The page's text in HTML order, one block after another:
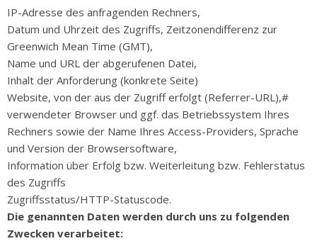
IP-Adresse des anfragenden Rechners,
Datum und Uhrzeit des Zugriffs, Zeitzonendifferenz zur
Greenwich Mean Time (GMT),
Name und URL der abgerufenen Datei,
Inhalt der Anforderung (konkrete Seite)
Website, von der aus der Zugriff erfolgt (Referrer-URL),#
verwendeter Browser und ggf. das Betriebssystem Ihres
Rechners sowie der Name Ihres Access-Providers, Sprache
und Version der Browsersoftware,
Information über Erfolg bzw. Weiterleitung bzw. Fehlerstatus
des Zugriffs
Zugriffsstatus/HTTP-Statuscode.
Die genannten Daten werden durch uns zu folgenden
Zwecken verarbeitet: